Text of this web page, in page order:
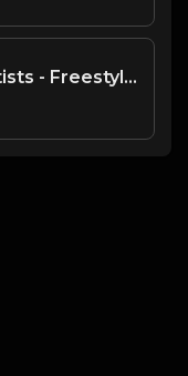
DJKK1 x Various Artists - Freestyle Party Break [DJKK1 Minimix Edit] [Clean] [80's, Freestyle, Latin Hip-Hop, Dance] 6A 125